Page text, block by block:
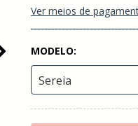
Ver meios de
MODELO: